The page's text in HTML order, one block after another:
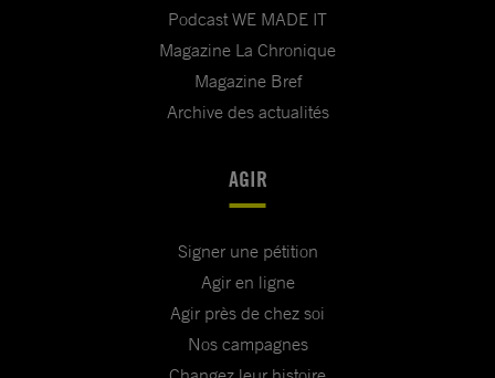
Podcast WE MADE IT
Magazine La Chronique
Magazine Bref
Archive des actualités
AGIR
Signer une pétition
Agir en ligne
Agir près de chez soi
Nos campagnes